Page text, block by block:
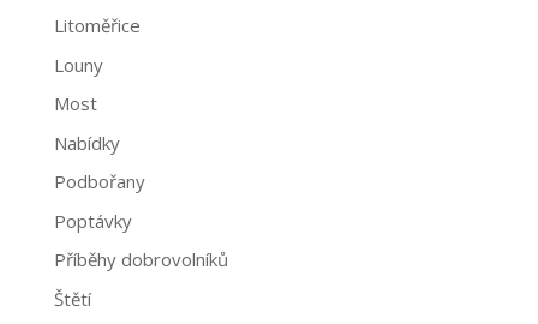
Litoměřice
Louny
Most
Nabídky
Podbořany
Poptávky
Příběhy dobrovolníků
Štětí